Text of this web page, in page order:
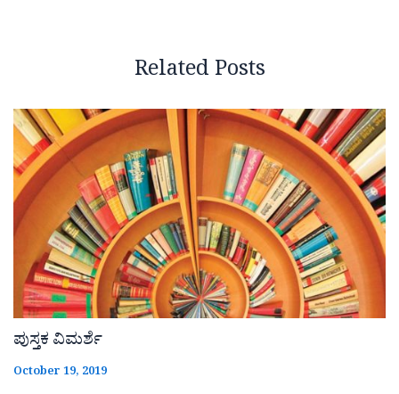
Related Posts
ಪುಸ್ತಕ ವಿಮರ್ಶೆ
October 19, 2019